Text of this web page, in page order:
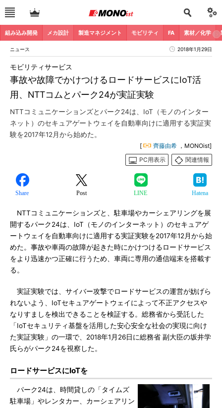
組み込み開発 メカ設計 製造マネジメント モビリティ FA 素材／化学
ニュース 2018年1月29日
事故や故障でかけつけるロードサービスにIoT活
用、NTTコムとパーク24が実証実験
モビリティサービス
NTTコミュニケーションズとパーク24は、IoT（モノのインター
ネット）のセキュアゲートウェイを自動車向けに適用する実証実
験を2017年12月から始めた。
[ 齊藤由希 ，MONOist]
PC用表示
関連情報
Share Post LINE Hatena
NTTコミュニケーションズと、駐車場やカーシェアリングを展
開するパーク24は、IoT（モノのインターネット）のセキュアゲ
ートウェイを自動車向けに適用する実証実験を2017年12月から始
めた。事故や車両の故障が起きた時にかけつけるロードサービス
をより迅速かつ正確に行うため、車両に専用の通信端末を搭載す
る。
実証実験では、サイバー攻撃でロードサービスの運営が妨げら
れないよう、IoTセキュアゲートウェイによって不正アクセスや
なりすましを検出できることを検証する。総務省から受託した
「IoTセキュリティ基盤を活用した安心安全な社会の実現に向け
た実証実験」の一環で、2018年1月26日に総務省 副大臣の坂井学
氏らがパーク24を視察した。
ロードサービスにIoTを
パーク24は、時間貸しの「タイムズ
駐車場」やレンタカー、カーシェアリン